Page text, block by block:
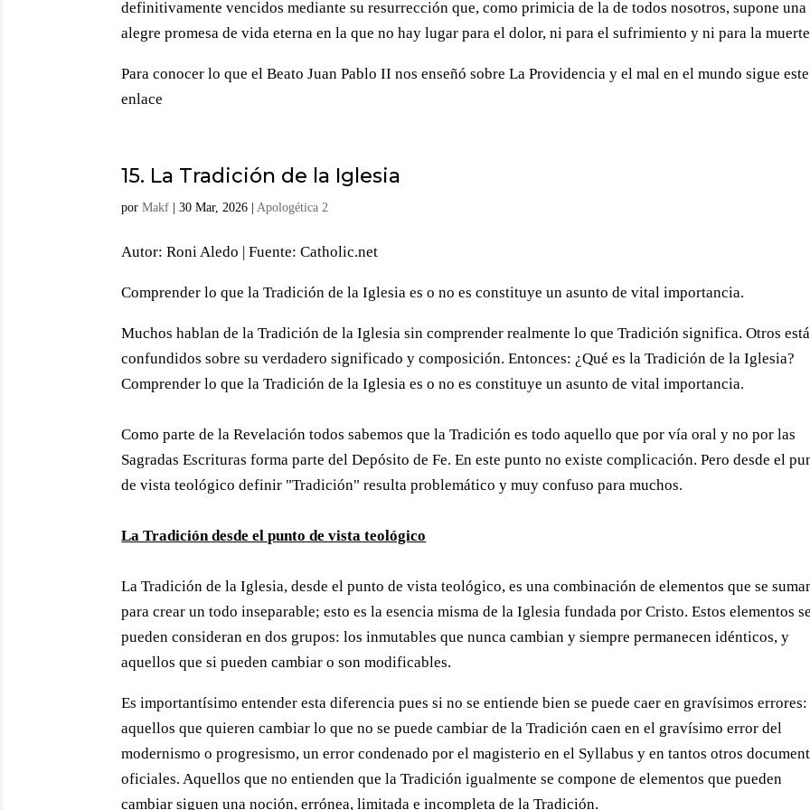
definitivamente vencidos mediante su resurrección que, como primicia de la de todos nosotros, supone una
alegre promesa de vida eterna en la que no hay lugar para el dolor, ni para el sufrimiento y ni para la
Para conocer lo que el Beato Juan Pablo II nos enseñó sobre La Providencia y el mal en el mundo sigue este
enlace
15. La Tradición de la Iglesia
porMakf |30 Mar, 2026 |Apologética 2
Autor: Roni Aledo | Fuente: Catholic.net
Comprender lo que la Tradición de la Iglesia es o no es constituye un asunto de vital importancia.
Muchos hablan de la Tradición de la Iglesia sin comprender realmente lo que Tradición significa. Otros
confundidos sobre su verdadero significado y composición. Entonces: ¿Qué es la Tradición de la Iglesia?
Comprender lo que la Tradición de la Iglesia es o no es constituye un asunto de vital importancia.
Como parte de la Revelación todos sabemos que la Tradición es todo aquello que por vía oral y no por las
Sagradas Escrituras forma parte del Depósito de Fe. En este punto no existe complicación. Pero desde el
de vista teológico definir "Tradición" resulta problemático y muy confuso para muchos.
La Tradición desde el punto de vista teológico
La Tradición de la Iglesia, desde el punto de vista teológico, es una combinación de elementos que se
para crear un todo inseparable; esto es la esencia misma de la Iglesia fundada por Cristo. Estos elementos
pueden consideran en dos grupos: los inmutables que nunca cambian y siempre permanecen idénticos, y
aquellos que si pueden cambiar o son modificables.
Es importantísimo entender esta diferencia pues si no se entiende bien se puede caer en gravísimos errores:
aquellos que quieren cambiar lo que no se puede cambiar de la Tradición caen en el gravísimo error del
modernismo o progresismo, un error condenado por el magisterio en el Syllabus y en tantos otros
oficiales. Aquellos que no entienden que la Tradición igualmente se compone de elementos que pueden
cambiar siguen una noción, errónea, limitada e incompleta de la Tradición.